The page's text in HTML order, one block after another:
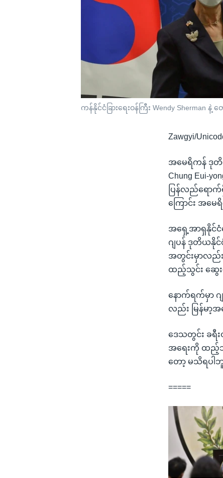
ကန်နိုင်ငံခြားရေးဝန်ကြီး Wendy Sherman နဲ့ တ
Zawgyi/
အမေရိကန် ဒုတိယ
Chung Eui-
ပြန်လည်ရောက်
ကြောင်း အမေရိ
အရှေ့အာရှနိုင်ငံ
ဂျပန် ဒုတိယနိုင်
အတွင်းမှာလည်း
ထည့်သွင်း ဆွေး
နောက်ရက်မှာ ဂ
လည်း မြန်မာ့အ
ဒေသတွင်း ခရီး
အရေးကို ထည့်သွ
တော့ မသိရပါဘူ
=====